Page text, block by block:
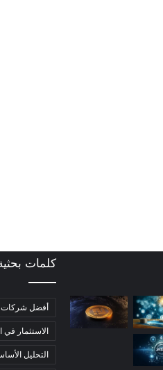
كلمات
أفضل شركات
الاستثمار في
التحليل